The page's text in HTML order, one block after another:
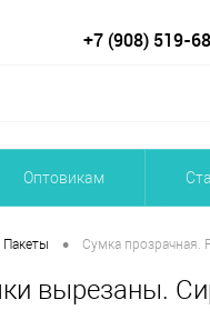
+7 (908) 519-
Оптовикам
Пакеты • Сумка прозрачная.
вырезаны.